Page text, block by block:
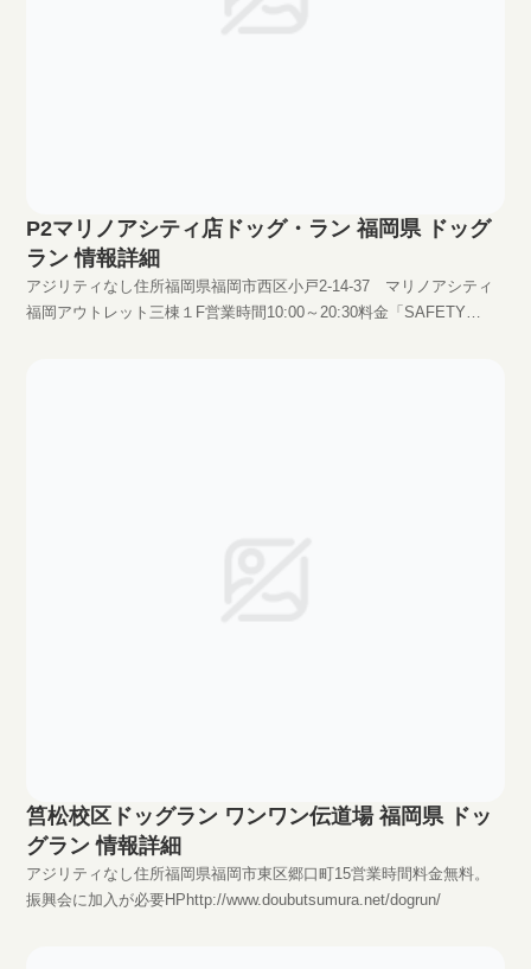
P2マリノアシティ店ドッグ・ラン 福岡県 ドッグ
ラン 情報詳細
アジリティなし住所福岡県福岡市西区小戸2-14-37 マリノアシティ
福岡アウトレット三棟１F営業時間10:00～20:30料金「SAFETY
筥松校区ドッグラン ワンワン伝道場 福岡県 ドッ
グラン 情報詳細
アジリティなし住所福岡県福岡市東区郷口町15営業時間料金無料。
振興会に加入が必要HPhttp://www.doubutsumura.net/dogrun/